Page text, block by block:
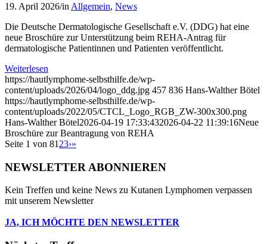
19. April 2026/in Allgemein, News
Die Deutsche Dermatologische Gesellschaft e.V. (DDG) hat eine
neue Broschüre zur Unterstützung beim REHA-Antrag für
dermatologische Patientinnen und Patienten veröffentlicht.
Weiterlesen
https://hautlymphome-selbsthilfe.de/wp-
content/uploads/2026/04/logo_ddg.jpg 457 836 Hans-Walther Bötel
https://hautlymphome-selbsthilfe.de/wp-
content/uploads/2022/05/CTCL_Logo_RGB_ZW-300x300.png
Hans-Walther Bötel2026-04-19 17:33:432026-04-22 11:39:16Neue
Broschüre zur Beantragung von REHA
Seite 1 von 81 23›»
NEWSLETTER ABONNIEREN
Kein Treffen und keine News zu Kutanen Lymphomen verpassen
mit unserem Newsletter
JA, ICH MÖCHTE DEN NEWSLETTER